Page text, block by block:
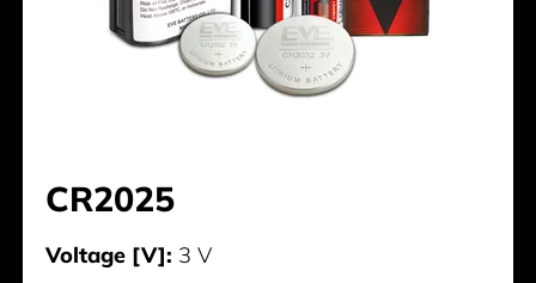
CR2025
Voltage [V]: 3 V